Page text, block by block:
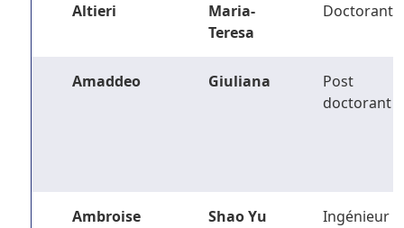
Altieri
Maria-
Teresa
Doctorant
Amaddeo Giuliana
Post
doctorant
Ambroise Shao Yu Ingénieur